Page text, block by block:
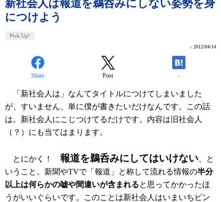
新社会人は報道を鵜呑みにしない姿勢を身
につけよう
Pick Up!
» 2012/04/14
Share Post -
「新社会人は」なんてタイトルにつけてしまいました
が、すいません、単に僕が書きたいだけなんです。この話
は。新社会人にこじつけてるだけです。内容は旧社会人
（？）にも当てはまります。
とにかく！ 報道を鵜呑みにしてはいけない 、と
いうこと。新聞やTVで「報道」と称して流れる情報の半分
以上は何らかの嘘や間違いが含まれると思ってかかったほ
うがいいぐらいです。このことは新社会人はいまいちピン